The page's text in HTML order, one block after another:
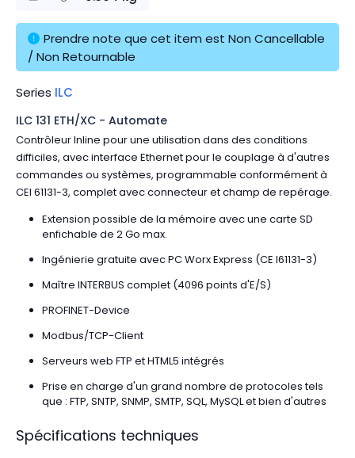
Prendre note que cet item est Non Cancellable
/ Non Retournable
Series ILC
ILC 131 ETH/XC - Automate
Contrôleur Inline pour une utilisation dans des conditions
difficiles, avec interface Ethernet pour le couplage à d'autres
commandes ou systèmes, programmable conformément à
CEI 61131-3, complet avec connecteur et champ de repérage.
Extension possible de la mémoire avec une carte SD
enfichable de 2 Go max.
Ingénierie gratuite avec PC Worx Express (CE I61131-3)
Maître INTERBUS complet (4096 points d'E/S)
PROFINET-Device
Modbus/TCP-Client
Serveurs web FTP et HTML5 intégrés
Prise en charge d'un grand nombre de protocoles tels
que : FTP, SNTP, SNMP, SMTP, SQL, MySQL et bien d'autres
Spécifications techniques